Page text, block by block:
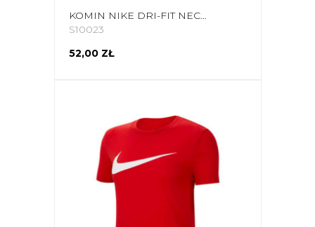
KOMIN NIKE DRI-FIT NECKWARMER WW GRANATOWY DC9161 492
S10023
52,00 ZŁ